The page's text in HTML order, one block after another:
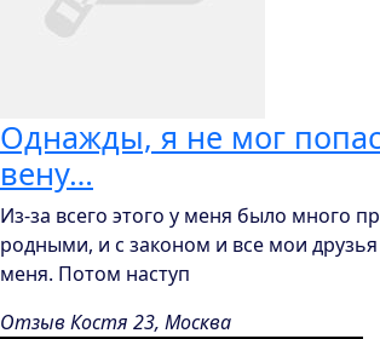
Однажды, я не мог
вену…
Из-за всего этого у меня было много
родными, и с законом и все мои
меня. Потом наступ
Отзыв Костя 23, Москва